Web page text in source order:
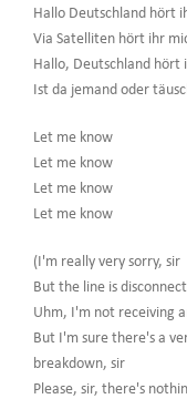
Hallo Deutschland hört
Via Satelliten hört ihr
Hallo, Deutschland hört
Ist da jemand oder
Let me know
Let me know
Let me know
Let me know
(I'm really very sorry, sir
But the line is
Uhm, I'm not receiving
But I'm sure there's a
breakdown, sir
Please, sir, there's